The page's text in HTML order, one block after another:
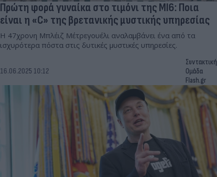
Πρώτη φορά γυναίκα στο τιμόνι της MI6: Ποια
είναι η «C» της βρετανικής μυστικής υπηρεσίας
Η 47χρονη Μπλέιζ Μέτρεγουέλι αναλαμβάνει ένα από τα
ισχυρότερα πόστα στις δυτικές μυστικές υπηρεσίες.
16.06.2025 10:12
Συντακτική
Ομάδα
Flash.gr